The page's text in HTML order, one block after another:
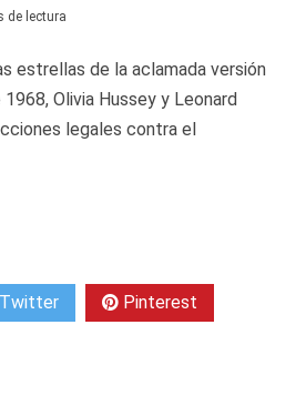
de lectura
estrellas de la aclamada versión
Olivia Hussey y Leonard
legales contra el
Twitter Pinterest